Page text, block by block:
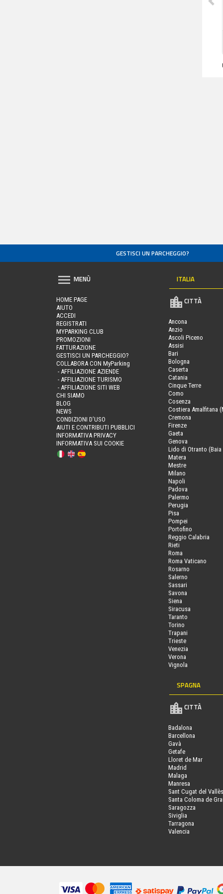
GESTISCI UN PARCHEGGIO?
MENÙ
HOME PAGE
AIUTO
ACCEDI
REGISTRATI
MYPARKING CLUB
PROMOZIONI
FATTURAZIONE
GESTISCI UN PARCHEGGIO?
COLLABORA CON MyParking
- AFFILIAZIONE AZIENDE
- AFFILIAZIONE TURISMO
- AFFILIAZIONE SITI WEB
CHI SIAMO
BLOG
NEWS
CONDIZIONI D’USO
AIUTI E CONTRIBUTI PUBBLICI
INFORMATIVA PRIVACY
INFORMATIVA SUI COOKIE
ITALIA
CITTÀ
Ancona
Anzio
Ascoli Piceno
Assisi
Bari
Bologna
Caserta
Catania
Cinque Terre
Como
Cosenza
Costiera Amalfitana
Cremona
Firenze
Gaeta
Genova
Lido di Otranto
Matera
Mestre
Milano
Napoli
Padova
Palermo
Perugia
Pisa
Pompei
Portofino
Reggio Calabria
Rieti
Roma
Roma Vaticano
Rosarno
Salerno
Sassari
Savona
Siena
Siracusa
Taranto
Torino
Trapani
Trieste
Venezia
Verona
Vignola
SPAGNA
CITTÀ
Badalona
Barcellona
Gavà
Getafe
Lloret de Mar
Madrid
Malaga
Manresa
Sant Cugat del Vallès
Santa Coloma de
Saragozza
Siviglia
Tarragona
Valencia